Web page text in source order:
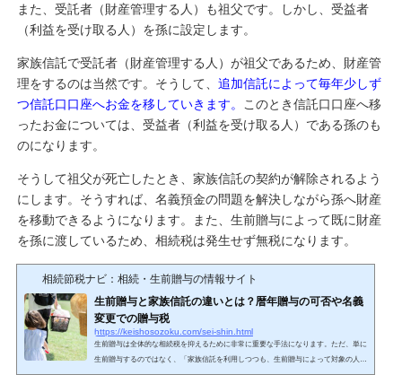
また、受託者（財産管理する人）も祖父です。しかし、受益者
（利益を受け取る人）を孫に設定します。
家族信託で受託者（財産管理する人）が祖父であるため、財産管
理をするのは当然です。そうして、 追加信託によって毎年少しず
つ信託口口座へお金を移していきます。
このとき信託口口座へ移
ったお金については、受益者（利益を受け取る人）である孫のも
のになります。
そうして祖父が死亡したとき、家族信託の契約が解除されるよう
にします。そうすれば、名義預金の問題を解決しながら孫へ財産
を移動できるようになります。また、生前贈与によって既に財産
を孫に渡しているため、相続税は発生せず無税になります。
相続節税ナビ：相続・生前贈与の情報サイト
生前贈与と家族信託の違いとは？暦年贈与の可否や名義
変更での贈与税
https://keishosozoku.com/sei-shin.html
生前贈与は全体的な相続税を抑えるために非常に重要な手法になります。ただ、単に
生前贈与するのではなく、「家族信託を利用しつつも、生前贈与によって対象の人に